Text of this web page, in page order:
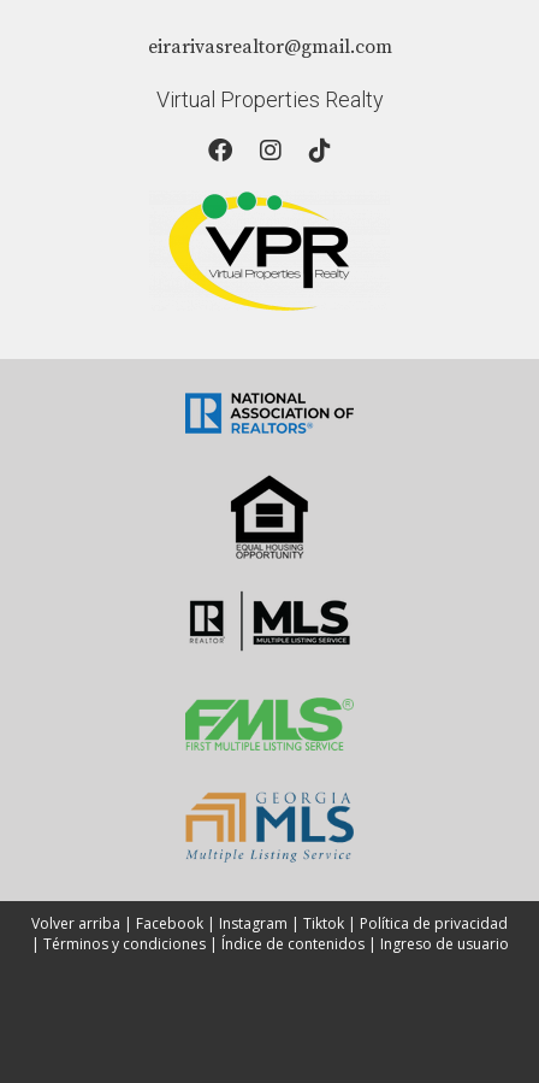
eirarivasrealtor@gmail.com
Virtual Properties Realty
Volver arriba | Facebook | Instagram | Tiktok | Política de privacidad
| Términos y condiciones| Índice de contenidos| Ingreso de usuario